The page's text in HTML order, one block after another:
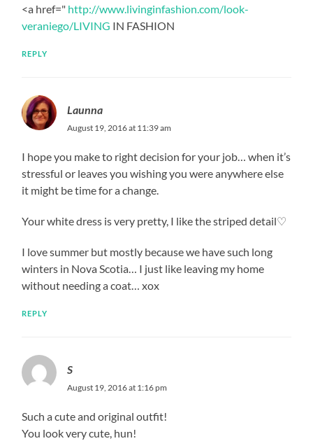
<a href=" http://www.livinginfashion.com/look-
veraniego/LIVING IN FASHION
REPLY
Launna
August 19, 2016 at 11:39 am
I hope you make to right decision for your job… when it’s
stressful or leaves you wishing you were anywhere else
it might be time for a change.
Your white dress is very pretty, I like the striped detail♡
I love summer but mostly because we have such long
winters in Nova Scotia… I just like leaving my home
without needing a coat… xox
REPLY
S
August 19, 2016 at 1:16 pm
Such a cute and original outfit!
You look very cute, hun!